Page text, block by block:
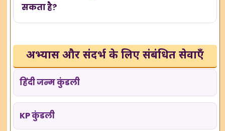
सकता है?
अभ्यास और संदर्भ के लिए संबंधित सेवाएँ
हिंदी जन्म कुंडली
KP कुंडली